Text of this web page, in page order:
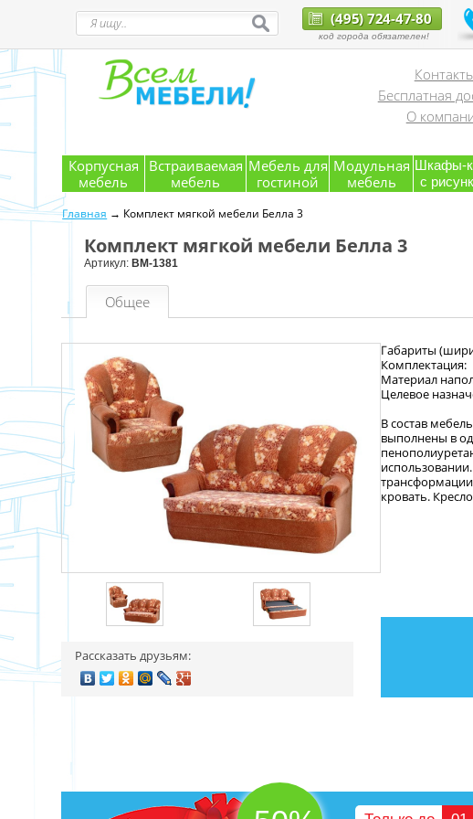
(495) 724-47-80
код города обязателен!
Бесплатная
О
Корпусная
мебель
Встраиваемая
мебель
Мебель для
гостиной
Модульная
мебель
Шкафы-
с
Главная → Комплект мягкой мебели Белла 3
Комплект мягкой мебели Белла 3
Артикул: ВМ-1381
Общее
Рассказать друзьям:
Габариты
Комплектация:
Материал
Целевое
В состав
выполнены в
кровать.